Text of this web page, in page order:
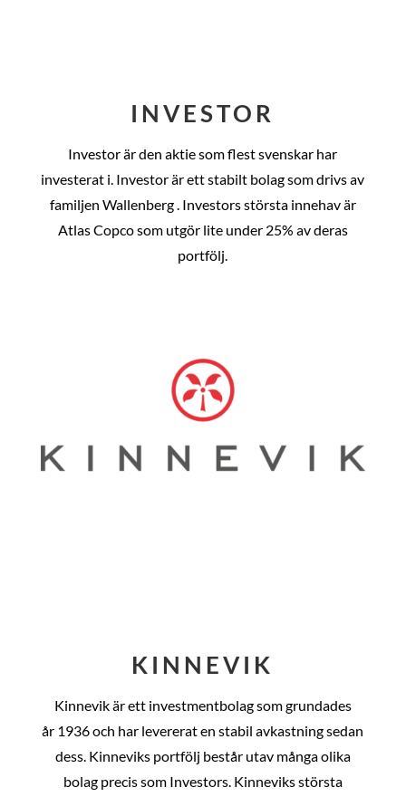
INVESTOR
Investor är den aktie som flest svenskar har
investerat i. Investor är ett stabilt bolag som drivs av
familjen Wallenberg . Investors största innehav är
Atlas Copco som utgör lite under 25% av deras
portfölj.
KINNEVIK
Kinnevik är ett investmentbolag som grundades
år 1936 och har levererat en stabil avkastning sedan
dess. Kinneviks portfölj består utav många olika
bolag precis som Investors. Kinneviks största